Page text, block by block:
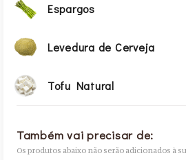
Espargos
Levedura de Cerveja
Tofu Natural
Também vai precisar de:
Os produtos abaixo não serão adicionados à